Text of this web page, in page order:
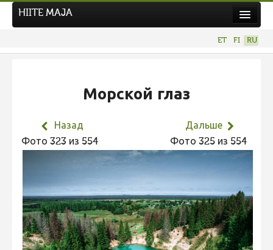
Hiite kuvavõistlus 2026
Фотоконкурс 2025
Не учитываются 2025
Фотоконкурс 2024
Не учитываются 2024
Видео 2024
HIITE MAJA
ET FI RU
Морской глаз
Назад
Фото 323 из 554
Дальше
Фото 325 из 554